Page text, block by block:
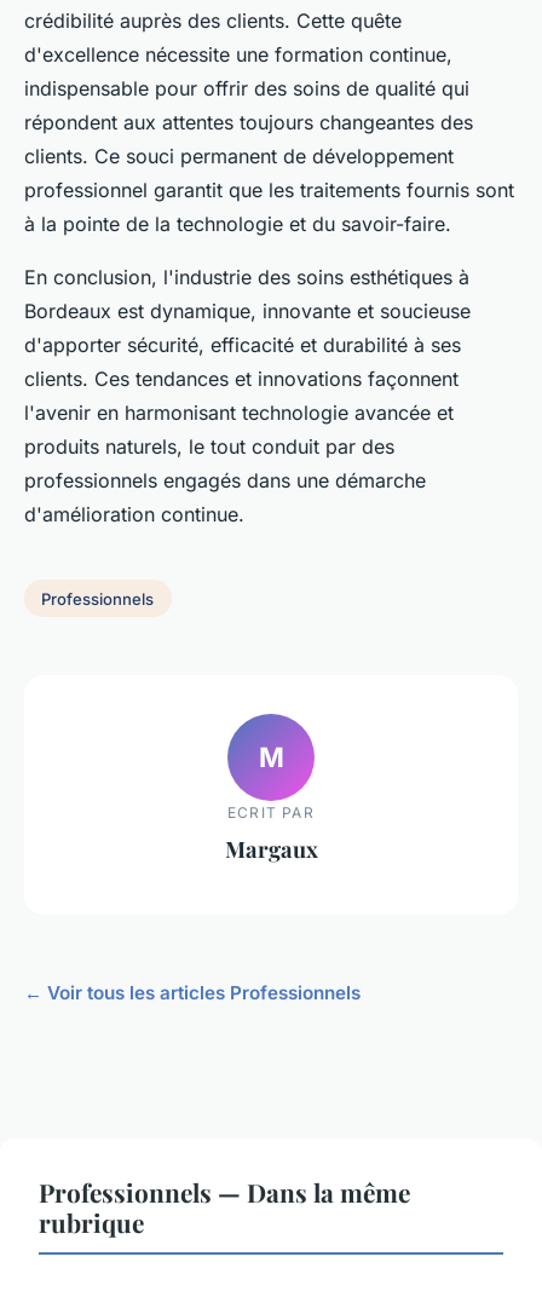
crédibilité auprès des clients. Cette quête
d'excellence nécessite une formation continue,
indispensable pour offrir des soins de qualité qui
répondent aux attentes toujours changeantes des
clients. Ce souci permanent de développement
professionnel garantit que les traitements fournis sont
à la pointe de la technologie et du savoir-faire.
En conclusion, l'industrie des soins esthétiques à
Bordeaux est dynamique, innovante et soucieuse
d'apporter sécurité, efficacité et durabilité à ses
clients. Ces tendances et innovations façonnent
l'avenir en harmonisant technologie avancée et
produits naturels, le tout conduit par des
professionnels engagés dans une démarche
d'amélioration continue.
Professionnels
M
ECRIT PAR
Margaux
← Voir tous les articles Professionnels
Professionnels — Dans la même
rubrique